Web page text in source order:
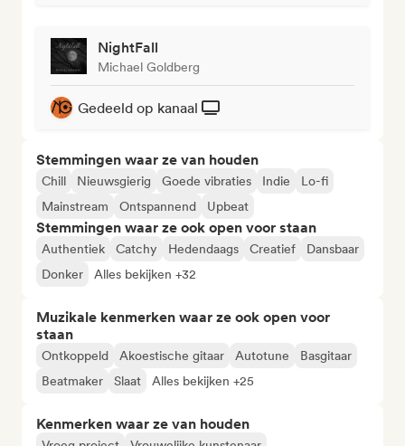
NightFall
Michael Goldberg
Gedeeld op kanaal
Stemmingen waar ze van houden
Chill Nieuwsgierig Goede vibraties Indie
Lo-fi
Mainstream
Ontspannend Upbeat
Stemmingen waar ze ook open voor staan
Authentiek Catchy Hedendaags Creatief
Dansbaar
Donker
Alles bekijken +32
Muzikale kenmerken waar ze ook open voor
staan
Ontkoppeld Akoestische gitaar Autotune
Basgitaar
Beatmaker
Slaat Alles bekijken +25
Kenmerken waar ze van houden